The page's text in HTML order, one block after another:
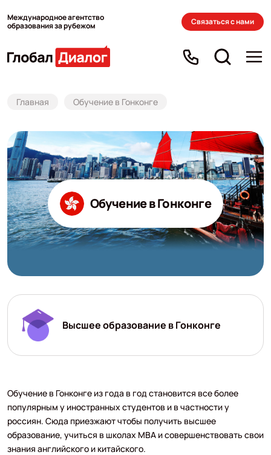
Международное агентство
образования за рубежом
Связаться с нами
Главная Обучение в Гонконге
Обучение в Гонконге
Высшее образование в Гонконге
Обучение в Гонконге из года в год становится все более
популярным у иностранных студентов и в частности у
россиян. Сюда приезжают чтобы получить высшее
образование, учиться в школах MBA и совершенствовать свои
знания английского и китайского.